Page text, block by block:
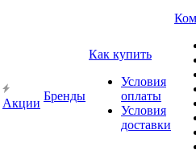
Акции
Бренды
Как купить
Условия
оплаты
Условия
доставки